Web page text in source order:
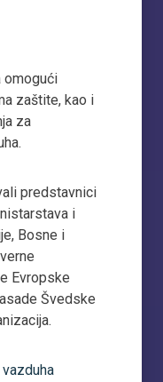
omogući
zaštite, kao i
za
predstavnici
i
Bosne i
Evropske
Švedske